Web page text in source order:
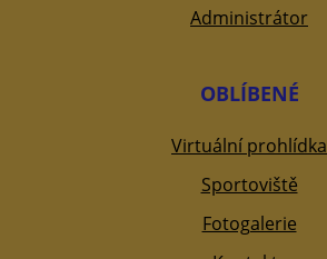
Administrátor
OBLÍBENÉ
Virtuální prohlídka
Sportoviště
Fotogalerie